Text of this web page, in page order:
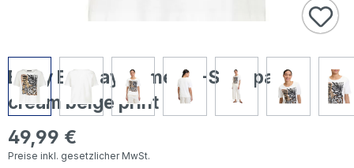
Betty Barclay Damen T-Shirt patch
cream beige print
Regulärer Preis:
49,99 €
Preise inkl. gesetzlicher MwSt.